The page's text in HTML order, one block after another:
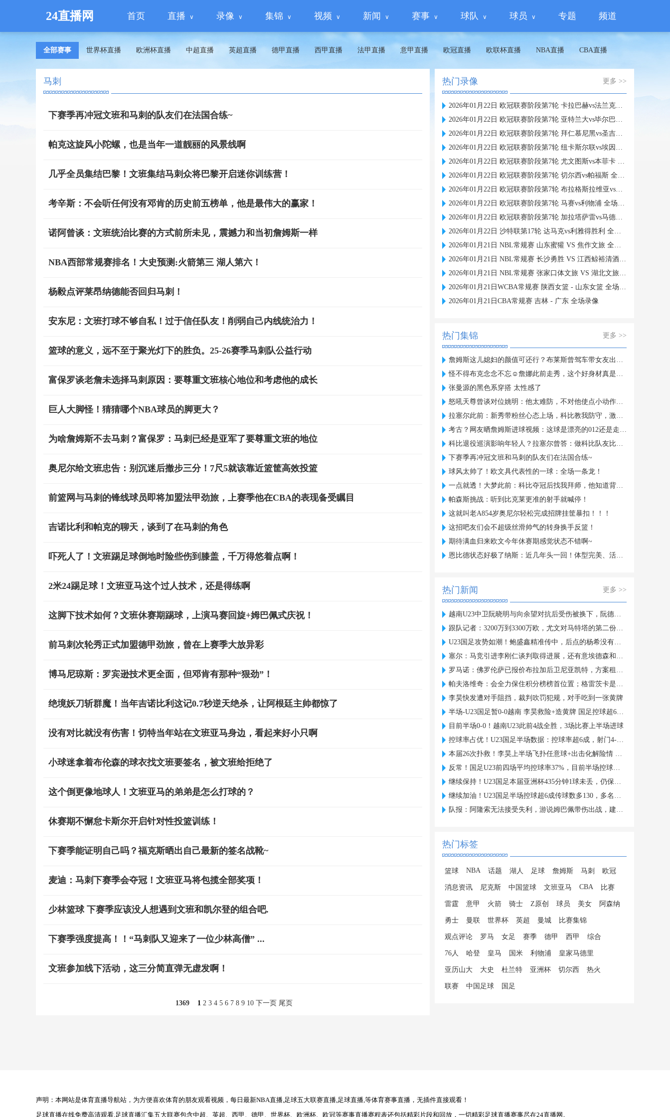
24直播网 首页 直播 录像 集锦 视频 新闻 赛事 球队 球员 专题 频道
全部赛事 世界杯直播 欧洲杯直播 中超直播 英超直播 德甲直播 西甲直播 法甲直播 意甲直播 欧冠直播 欧联杯直播 NBA直播 CBA直播
马刺
下赛季再冲冠文班和马刺的队友们在法国合练~
帕克这旋风小陀螺，也是当年一道靓丽的风景线啊
几乎全员集结巴黎！文班集结马刺众将巴黎开启迷你训练营！
考辛斯：不会听任何没有邓肯的历史前五榜单，他是最伟大的赢家！
诺阿曾谈：文班统治比赛的方式前所未见，震撼力和当初詹姆斯一样
NBA西部常规赛排名！大史预测:火箭第三 湖人第六！
杨毅点评莱昂纳德能否回归马刺！
安东尼：文班打球不够自私！过于信任队友！削弱自己内线统治力！
篮球的意义，远不至于聚光灯下的胜负。25-26赛季马刺队公益行动
富保罗谈老詹未选择马刺原因：要尊重文班核心地位和考虑他的成长
巨人大脚怪！猜猜哪个NBA球员的脚更大？
为啥詹姆斯不去马刺？富保罗：马刺已经是亚军了要尊重文班的地位
奥尼尔给文班忠告：别沉迷后撤步三分！7尺5就该靠近篮筐高效投篮
前篮网与马刺的锋线球员即将加盟法甲劲旅，上赛季他在CBA的表现备受瞩目
吉诺比利和帕克的聊天，谈到了在马刺的角色
吓死人了！文班踢足球倒地时险些伤到膝盖，千万得悠着点啊！
2米24踢足球！文班亚马这个过人技术，还是得练啊
这脚下技术如何？文班休赛期踢球，上演马赛回旋+姆巴佩式庆祝！
前马刺次轮秀正式加盟德甲劲旅，曾在上赛季大放异彩
博马尼琼斯：罗宾逊技术更全面，但邓肯有那种“狠劲”！
绝境妖刀斩群魔！当年吉诺比利这记0.7秒逆天绝杀，让阿根廷主帅都惊了
没有对比就没有伤害！切特当年站在文班亚马身边，看起来好小只啊
小球迷拿着布伦森的球衣找文班要签名，被文班给拒绝了
这个倒更像地球人！文班亚马的弟弟是怎么打球的？
休赛期不懈怠卡斯尔开启针对性投篮训练！
下赛季能证明自己吗？福克斯晒出自己最新的签名战靴~
麦迪：马刺下赛季会夺冠！文班亚马将包揽全部奖项！
少林篮球 下赛季应该没人想遇到文班和凯尔登的组合吧.
下赛季强度提高！！“马刺队又迎来了一位少林高僧” ...
文班参加线下活动，这三分简直弹无虚发啊！
1369 1 2 3 4 5 6 7 8 9 10 下一页 尾页
热门录像 更多 >>
2026年01月22日 欧冠联赛阶段第7轮 卡拉巴赫vs法兰克福 全场录像
2026年01月22日 欧冠联赛阶段第7轮 亚特兰大vs毕尔巴鄂竞技 全场录像
2026年01月22日 欧冠联赛阶段第7轮 拜仁慕尼黑vs圣吉罗斯 全场录像
2026年01月22日 欧冠联赛阶段第7轮 纽卡斯尔联vs埃因霍温 全场录像
2026年01月22日 欧冠联赛阶段第7轮 尤文图斯vs本菲卡 全场录像
2026年01月22日 欧冠联赛阶段第7轮 切尔西vs帕福斯 全场录像
2026年01月22日 欧冠联赛阶段第7轮 布拉格斯拉维亚vs巴塞罗那 全场录像
2026年01月22日 欧冠联赛阶段第7轮 马赛vs利物浦 全场录像
2026年01月22日 欧冠联赛阶段第7轮 加拉塔萨雷vs马德里竞技 全场录像
2026年01月22日 沙特联第17轮 达马克vs利雅得胜利 全场录像
2026年01月21日 NBL常规赛 山东蜜獾 VS 焦作文旅 全场录像
2026年01月21日 NBL常规赛 长沙勇胜 VS 江西鲸裕清酒 全场录像
2026年01月21日 NBL常规赛 张家口体文旅 VS 湖北文旅 全场录像
2026年01月21日WCBA常规赛 陕西女篮 - 山东女篮 全场录像
2026年01月21日CBA常规赛 吉林 - 广东 全场录像
热门集锦 更多 >>
詹姆斯这儿媳妇的颜值可还行？布莱斯曾驾车带女友出去兜风！
怪不得布克念念不忘☺️詹娜此前走秀，这个好身材真是一览无余~
张曼源的黑色系穿搭 太性感了
怒吼天尊曾谈对位姚明：他太难防，不对他使点小动作只能当背景板
拉塞尔此前：新秀带粉丝心态上场，科比教我防守，激活我杀手基因
考古？网友晒詹姆斯进球视频：这球是漂亮的012还是走步？
科比退役巡演影响年轻人？拉塞尔曾答：做科比队友比篮球更有意义
下赛季再冲冠文班和马刺的队友们在法国合练~
球风太帅了！欧文具代表性的一球：全场一条龙！
一点就透！大梦此前：科比夺冠后找我拜师，他知道背打有多重要！
帕森斯挑战：听到比克莱更准的射手就喊停！
这就叫老A854岁奥尼尔轻松完成招牌挂筐暴扣！！！
这招吧友们会不超级丝滑帅气的转身换手反篮！
期待满血归来欧文今年休赛期感觉状态不错啊~
恩比德状态好极了纳斯：近几年头一回！体型完美、活力十足！
热门新闻 更多 >>
越南U23中卫阮晓明与向余望对抗后受伤被换下，阮德英替补登场
跟队记者：3200万到3300万欧，尤文对马特塔的第二份报价仍遭拒绝
U23国足攻势如潮！鲍盛鑫精准传中，后点的杨希没有顶到皮球
塞尔：马竞引进李刚仁谈判取得进展，还有意埃德森和若昂·戈麦斯
罗马诺：佛罗伦萨已报价布拉加后卫尼亚凯特，方案租借+买断选项
帕夫洛维奇：会全力保住积分榜榜首位置；格雷茨卡是我的支柱
李昊快发遭对手阻挡，裁判吹罚犯规，对手吃到一张黄牌
半场-U23国足暂0-0越南 李昊救险+造黄牌 国足控球超6成+4射0正
目前半场0-0！越南U23此前4战全胜，3场比赛上半场进球
控球率占优！U23国足半场数据：控球率超6成，射门4-3，射正0-2
本届26次扑救！李昊上半场飞扑任意球+出击化解险情 还造对手一黄
反常！国足U23前四场平均控球率37%，目前半场控球率高达64%
继续保持！U23国足本届亚洲杯435分钟1球未丢，仍保持0失球纪录
继续加油！U23国足半场控球超6成传球数多130，多名主力在替补席
队报：阿隆索无法接受失利，游说姆巴佩带伤出战，建议打封闭被拒
热门标签
篮球 NBA 话题 湖人 足球 詹姆斯 马刺 欧冠
消息资讯 尼克斯 中国篮球 文班亚马 CBA 比赛
雷霆 意甲 火箭 骑士 Z原创 球员 美女 阿森纳
勇士 曼联 世界杯 英超 曼城 比赛集锦
观点评论 罗马 女足 赛季 德甲 西甲 综合
76人 哈登 皇马 国米 利物浦 皇家马德里
亚历山大 大史 杜兰特 亚洲杯 切尔西 热火
联赛 中国足球 国足
声明：本网站是体育直播导航站，为方便喜欢体育的朋友观看视频，每日最新NBA直播,足球五大联赛直播,足球直播,等体育赛事直播，无插件直接观看！
足球直播在线免费高清观看,足球直播汇集五大联赛包含中超、英超、西甲、德甲、世界杯、欧洲杯、欧冠等赛事直播赛程表还包括精彩片段和回放，一切精彩足球直播赛事尽在24直播网。